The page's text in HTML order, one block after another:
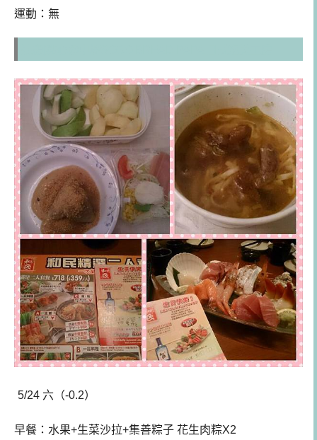
運動：無
5/24 六（-0.2）
早餐： 水果+生菜沙拉+集善粽子 花生肉粽X2